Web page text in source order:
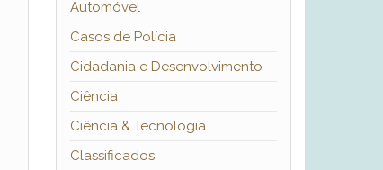
Automóvel
Casos de Polícia
Cidadania e Desenvolvimento
Ciência
Ciência & Tecnologia
Classificados